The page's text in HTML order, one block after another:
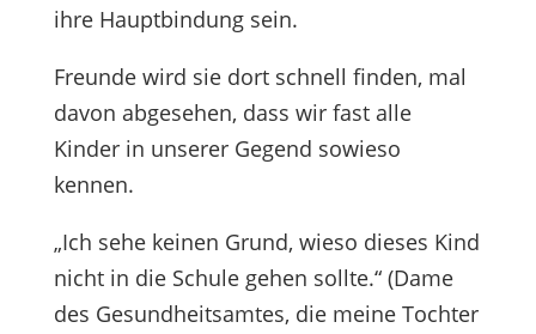
ihre Hauptbindung sein.
Freunde wird sie dort schnell finden, mal
davon abgesehen, dass wir fast alle
Kinder in unserer Gegend sowieso
kennen.
„Ich sehe keinen Grund, wieso dieses Kind
nicht in die Schule gehen sollte.“ (Dame
des Gesundheitsamtes, die meine Tochter